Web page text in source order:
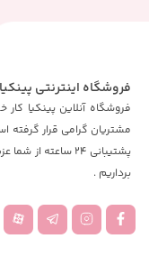
فروشگاه اینترنتی پینکیا
مشتریان گرامی قرار گرفته
پشتیبانی 24 ساعته
برداریم .